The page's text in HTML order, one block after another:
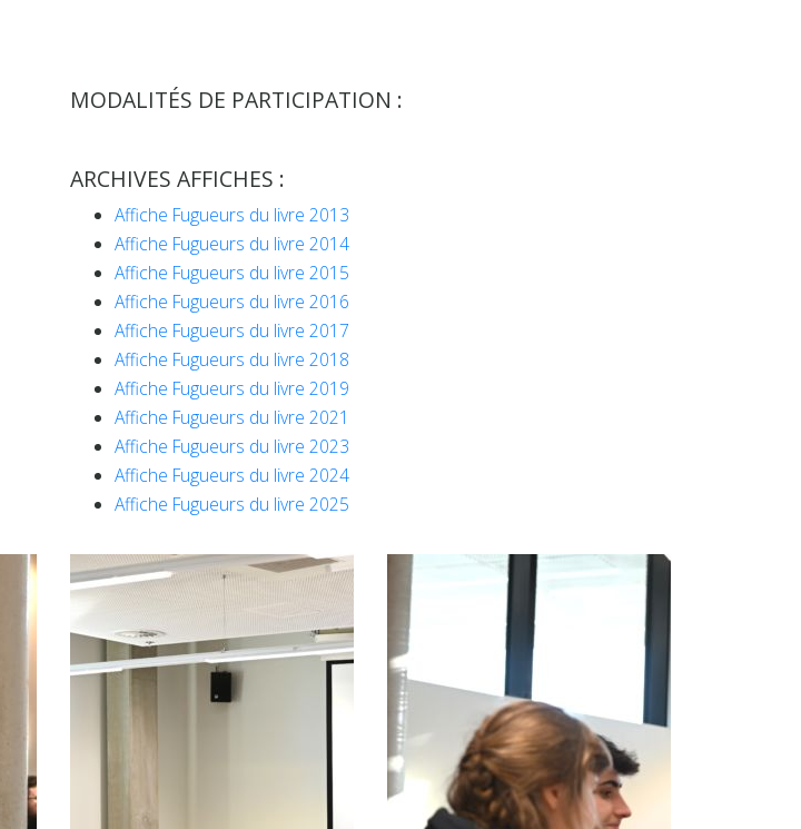
MODALITÉS DE PARTICIPATION :
ARCHIVES AFFICHES :
Affiche Fugueurs du livre 2013
Affiche Fugueurs du livre 2014
Affiche Fugueurs du livre 2015
Affiche Fugueurs du livre 2016
Affiche Fugueurs du livre 2017
Affiche Fugueurs du livre 2018
Affiche Fugueurs du livre 2019
Affiche Fugueurs du livre 2021
Affiche Fugueurs du livre 2023
Affiche Fugueurs du livre 2024
Affiche Fugueurs du livre 2025